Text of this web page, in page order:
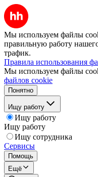
Мы используем файлы
правильную работу
трафик.
Правила использования
Мы используем файлы
файлов cookie
Понятно
Ищу работу
Ищу работу
Ищу работу
Ищу сотрудника
Сервисы
Помощь
Ещё